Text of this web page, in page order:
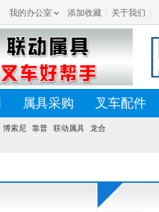
我的办公室 添加收藏 关于我们
属具采购 叉车配件
博索尼 靠普 联动属具 龙合